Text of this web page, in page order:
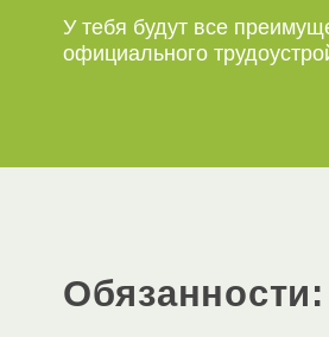
У тебя будут все
официального
Обязанности: